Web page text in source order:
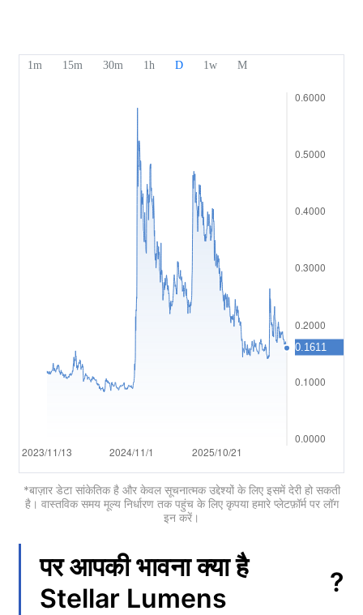
ग्राहक धन संरक्षण
Português (Brasil)
Português
Français
Nederlands
*बाज़ार डेटा सांकेतिक है और केवल सूचनात्मक उद्देश्यों के लिए इसमें देरी हो सकती
है। वास्तविक समय मूल्य निर्धारण तक पहुंच के लिए कृपया हमारे प्लेटफ़ॉर्म पर लॉग
इन करें।
पर आपकी भावना क्या है
Stellar Lumens
?